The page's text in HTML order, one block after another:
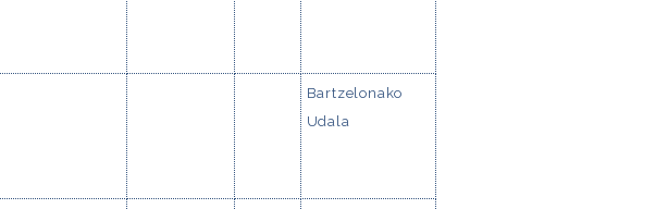
Bartzelonako
Udala